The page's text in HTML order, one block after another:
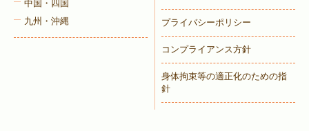
中国・四国
九州・沖縄
プライバシーポリシー
コンプライアンス方針
身体拘束等の適正化のための指
針